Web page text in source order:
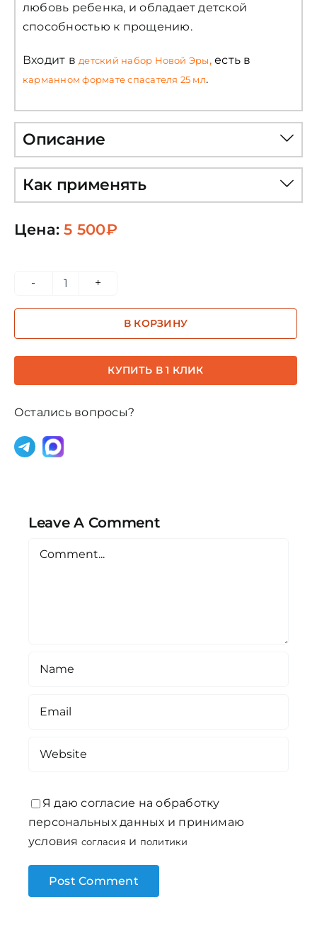
любовь ребенка, и обладает детской
способностью к прощению.
Входит вдетский набор Новой Эры,есть в
карманном формате спасателя 25 мл.
Описание
Как применять
Цена:5 500₽
Количество
товара
/
В КОРЗИНУ
КУПИТЬ В 1 КЛИК
Остались вопросы?
Leave A Comment
Comment
Я даю согласие на обработку
персональных данных и принимаю
условия согласия и политики